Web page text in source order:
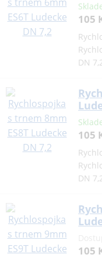
105
DN
105
DN
105